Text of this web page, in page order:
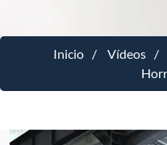
Inicio Vídeos